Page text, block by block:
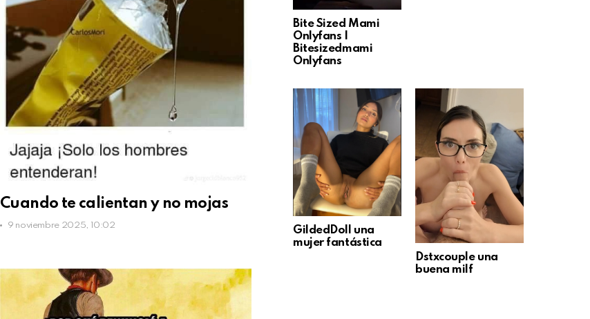
Cuando te calientan y no mojas
9 noviembre 2025, 10:02
Bite Sized Mami
Onlyfans |
Bitesizedmami
Onlyfans
GildedDoll una
mujer fantástica
Dstxcouple una
buena milf